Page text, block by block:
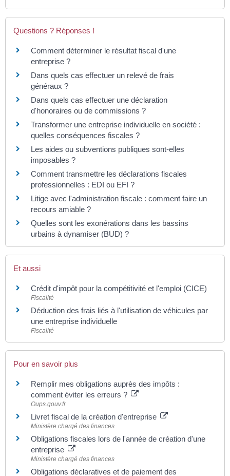
Questions ? Réponses !
Comment déterminer le résultat fiscal d'une
entreprise ?
Dans quels cas effectuer un relevé de frais
généraux ?
Dans quels cas effectuer une déclaration
d'honoraires ou de commissions ?
Transformer une entreprise individuelle en société :
quelles conséquences fiscales ?
Les aides ou subventions publiques sont-elles
imposables ?
Comment transmettre les déclarations fiscales
professionnelles : EDI ou EFI ?
Litige avec l'administration fiscale : comment faire un
recours amiable ?
Quelles sont les exonérations dans les bassins
urbains à dynamiser (BUD) ?
Et aussi
Crédit d'impôt pour la compétitivité et l'emploi (CICE)
Fiscalité
Déduction des frais liés à l'utilisation de véhicules par
une entreprise individuelle
Fiscalité
Pour en savoir plus
Remplir mes obligations auprès des impôts :
comment éviter les erreurs ?
Oups.gouv.fr
Livret fiscal de la création d'entreprise
Ministère chargé des finances
Obligations fiscales lors de l'année de création d'une
entreprise
Ministère chargé des finances
Obligations déclaratives et de paiement des